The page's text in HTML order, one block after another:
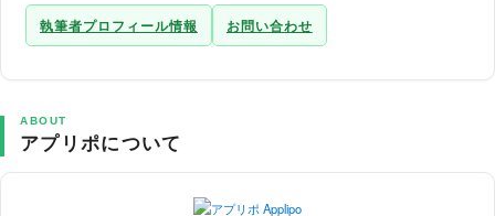
執筆者プロフィール情報 お問い合わせ
ABOUT
アプリポについて